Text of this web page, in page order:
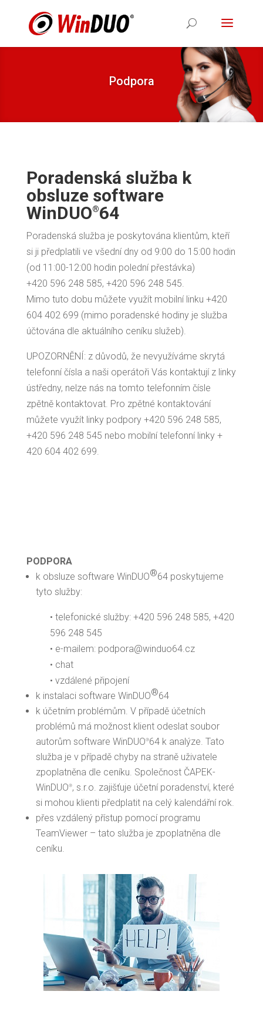
Podpora
Poradenská služba k
obsluze software
WinDUO®64
Poradenská služba je poskytována klientům, kteří
si ji předplatili ve všední dny od 9:00 do 15:00 hodin
(od 11:00-12:00 hodin polední přestávka)
+420 596 248 585, +420 596 248 545.
Mimo tuto dobu můžete využít mobilní linku +420
604 402 699 (mimo poradenské hodiny je služba
účtována dle aktuálního ceníku služeb).
UPOZORNĚNÍ: z důvodů, že nevyužíváme skrytá
telefonní čísla a naši operátoři Vás kontaktují z linky
ústředny, nelze nás na tomto telefonním čísle
zpětně kontaktovat. Pro zpětné kontaktování
můžete využít linky podpory +420 596 248 585,
+420 596 248 545 nebo mobilní telefonní linky +
420 604 402 699.
PODPORA
k obsluze software WinDUO®64 poskytujeme
tyto služby:
• telefonické služby: +420 596 248 585, +420
596 248 545
• e-mailem: podpora@winduo64.cz
• chat
• vzdálené připojení
k instalaci software WinDUO®64
k účetním problémům. V případě účetních
problémů má možnost klient odeslat soubor
autorům software WinDUO®64 k analýze. Tato
služba je v případě chyby na straně uživatele
zpoplatněna dle ceníku. Společnost ČAPEK-
WinDUO®, s.r.o. zajišťuje účetní poradenství, které
si mohou klienti předplatit na celý kalendářní rok.
přes vzdálený přístup pomocí programu
TeamViewer – tato služba je zpoplatněna dle
ceníku.